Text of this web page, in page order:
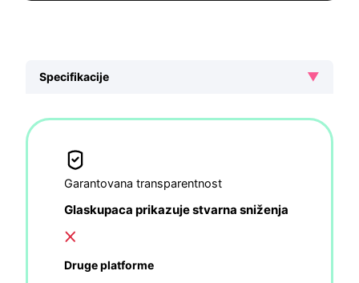
Specifikacije ▼
Garantovana transparentnost
Glaskupaca prikazuje stvarna sniženja
Druge platforme